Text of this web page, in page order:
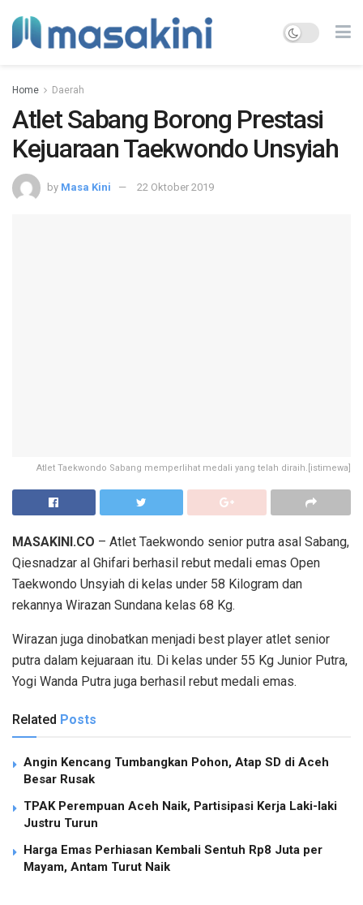
Home Daerah
Atlet Sabang Borong Prestasi
Kejuaraan Taekwondo Unsyiah
by Masa Kini 22 Oktober 2019
Atlet Taekwondo Sabang memperlihat medali yang telah diraih.[istimewa]
MASAKINI.CO – Atlet Taekwondo senior putra asal Sabang,
Qiesnadzar al Ghifari berhasil rebut medali emas Open
Taekwondo Unsyiah di kelas under 58 Kilogram dan
rekannya Wirazan Sundana kelas 68 Kg.
Wirazan juga dinobatkan menjadi best player atlet senior
putra dalam kejuaraan itu. Di kelas under 55 Kg Junior Putra,
Yogi Wanda Putra juga berhasil rebut medali emas.
Related Posts
Angin Kencang Tumbangkan Pohon, Atap SD di Aceh
Besar Rusak
TPAK Perempuan Aceh Naik, Partisipasi Kerja Laki-laki
Justru Turun
Harga Emas Perhiasan Kembali Sentuh Rp8 Juta per
Mayam, Antam Turut Naik